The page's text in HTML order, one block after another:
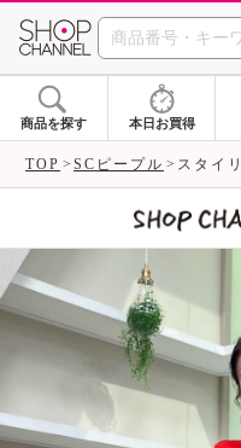
商品を探す 本日お買得
TOP SCピープル スタイ